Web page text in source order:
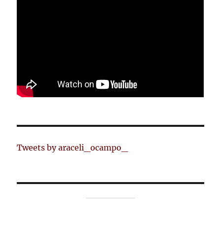
Tweets by araceli_ocampo_